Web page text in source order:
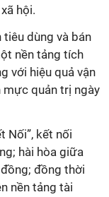
hội.
dùng và bán
nền tảng tích
với hiệu quả vận
mực quản trị ngày
Nối”, kết nối
hài hòa giữa
đồng thời
nền tảng tài